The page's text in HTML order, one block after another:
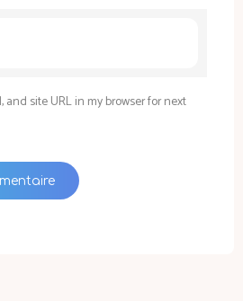
and site URL in my browser for next